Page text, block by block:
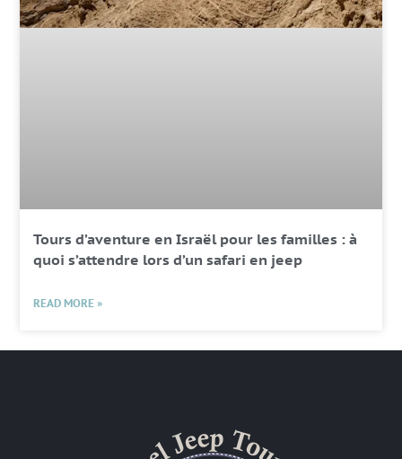
Tours d’aventure en Israël pour les familles : à
quoi s’attendre lors d’un safari en jeep
READ MORE »